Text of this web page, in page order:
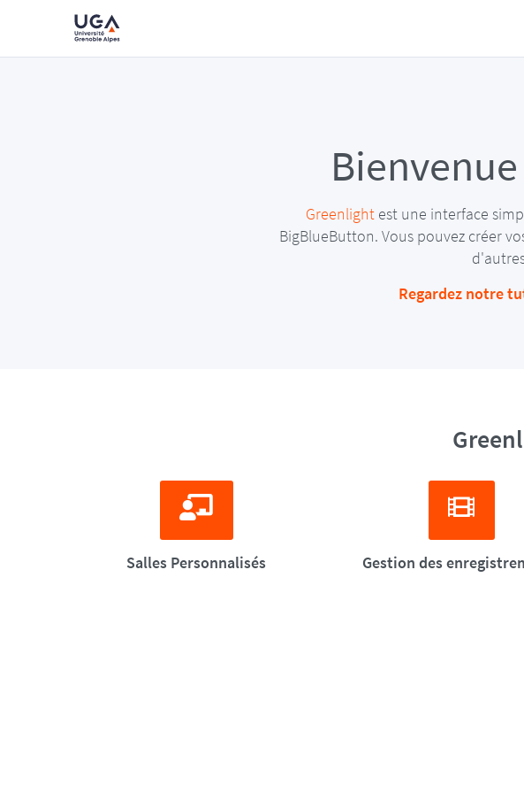
Greenlight est une interface
BigBlueButton. Vous pouvez créer
Regardez notre
Salles Personnalisés Gestion des